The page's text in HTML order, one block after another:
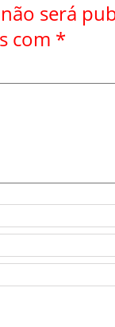
será
com *